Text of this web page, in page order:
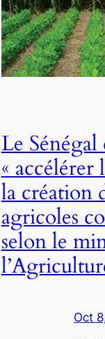
Le
« accélérer
la création
agricoles
selon le
Oct